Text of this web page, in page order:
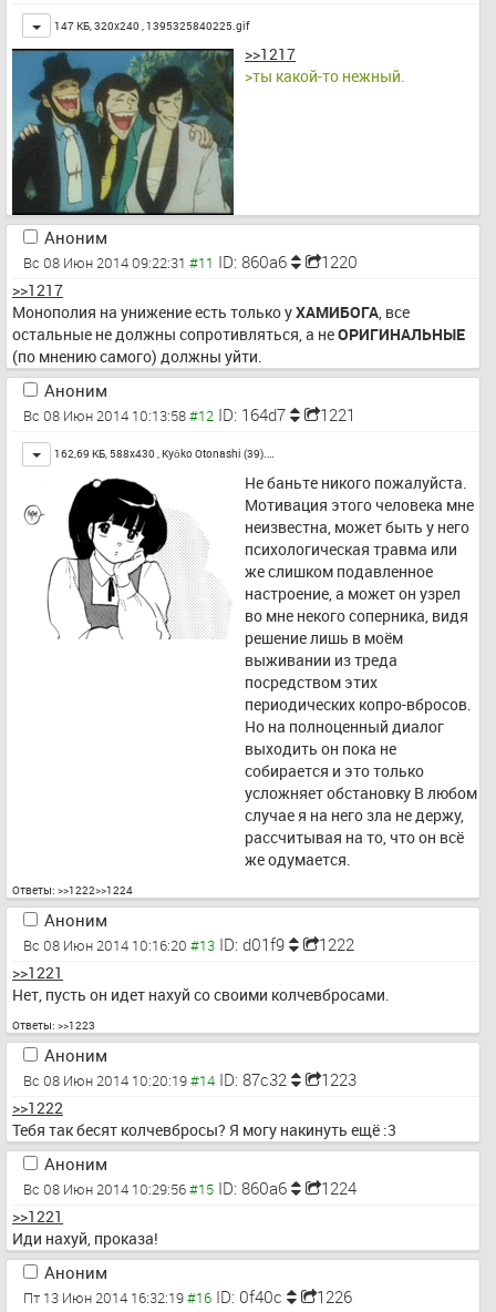
Toggle
147 КБ, 320x240 , 1395325840225.gif
>>1217
>ты какой-то нежный.
Аноним
Вс 08 Июн 2014 09:22:31 ID: 860a6 1220
>>1217
Монополия на унижение есть только у ХАМИБОГА, все
остальные не должны сопротивляться, а не ОРИГИНАЛЬНЫЕ
(по мнению самого) должны уйти.
Аноним
Вс 08 Июн 2014 10:13:58 ID: 164d7 1221
Toggle
162,69 КБ, 588x430 ,Kyōko Otonashi (39).…
Не баньте никого пожалуйста.
Мотивация этого человека мне
неизвестна, может быть у него
психологическая травма или
же слишком подавленное
настроение, а может он узрел
во мне некого соперника, видя
решение лишь в моём
выживании из треда
посредством этих
периодических копро-вбросов.
Но на полноценный диалог
выходить он пока не
собирается и это только
усложняет обстановку В любом
случае я на него зла не держу,
рассчитывая на то, что он всё
же одумается.
Ответы: >>1222>>1224
Аноним
Вс 08 Июн 2014 10:16:20 ID: d01f9 1222
>>1221
Нет, пусть он идет нахуй со своими колчевбросами.
Ответы: >>1223
Аноним
Вс 08 Июн 2014 10:20:19 ID: 87c32 1223
>>1222
Тебя так бесят колчевбросы? Я могу накинуть ещё :3
Аноним
Вс 08 Июн 2014 10:29:56 ID: 860a6 1224
>>1221
Иди нахуй, проказа!
Аноним
Пт 13 Июн 2014 16:32:19 ID: 0f40c 1226